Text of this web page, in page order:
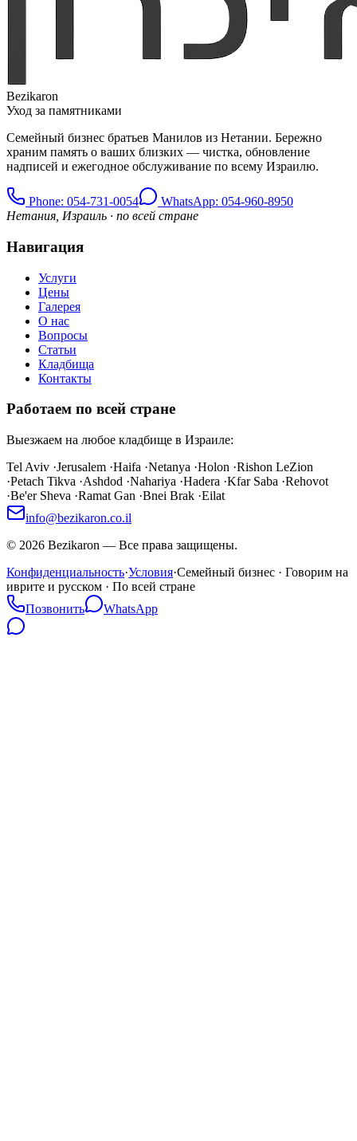
Bezikaron
Уход за памятниками
Семейный бизнес братьев Манилов из Нетании. Бережно
храним память о ваших близких — чистка, обновление
надписей и ежегодное обслуживание по всему Израилю.
Phone: 054-731-0054
WhatsApp: 054-960-8950
Нетания, Израиль · по всей стране
Навигация
Услуги
Цены
Галерея
О нас
Вопросы
Статьи
Кладбища
Контакты
Работаем по всей стране
Выезжаем на любое кладбище в Израиле:
Tel Aviv ·Jerusalem ·Haifa ·Netanya ·Holon ·Rishon LeZion
·Petach Tikva ·Ashdod ·Nahariya ·Hadera ·Kfar Saba ·Rehovot
·Be'er Sheva ·Ramat Gan ·Bnei Brak ·Eilat
info@bezikaron.co.il
© 2026 Bezikaron — Все права защищены.
Конфиденциальность·Условия·Семейный бизнес · Говорим на
иврите и русском · По всей стране
Позвонить
WhatsApp